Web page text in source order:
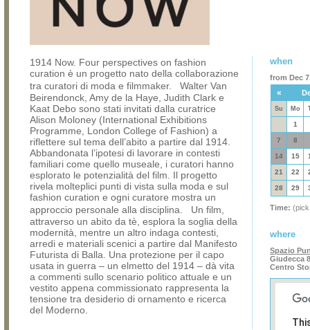
1914 Now. Four perspectives on fashion
curation è un progetto nato della collaborazione
tra curatori di moda e filmmaker. Walter Van
Beirendonck, Amy de la Haye, Judith Clark e
Kaat Debo sono stati invitati dalla curatrice
Alison Moloney (International Exhibitions
Programme, London College of Fashion) a
riflettere sul tema dell’abito a partire dal 1914.
Abbandonata l’ipotesi di lavorare in contesti
familiari come quello museale, i curatori hanno
esplorato le potenzialità del film. Il progetto
rivela molteplici punti di vista sulla moda e sul
fashion curation e ogni curatore mostra un
approccio personale alla disciplina. Un film,
attraverso un abito da tè, esplora la soglia della
modernità, mentre un altro indaga contesti,
arredi e materiali scenici a partire dal Manifesto
Futurista di Balla. Una protezione per il capo
usata in guerra – un elmetto del 1914 – dà vita
a commenti sullo scenario politico attuale e un
vestito appena commissionato rappresenta la
tensione tra desiderio di ornamento e ricerca
del Moderno.
when
from Dec
«
Su Mo
1
7 8
14 15
21 22
28 29
Time:
where
Spazio
Giudecca
Centro